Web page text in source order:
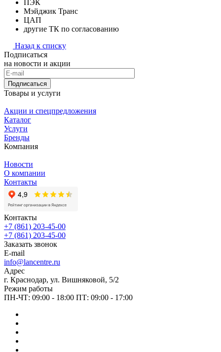
ПЭК
Мэйджик Транс
ЦАП
другие ТК по согласованию
Назад к списку
Подписаться
на новости и акции
Подписаться
Товары и услуги
Акции и спецпредложения
Каталог
Услуги
Бренды
Компания
Новости
О компании
Контакты
Контакты
+7 (861) 203-45-00
+7 (861) 203-45-00
Заказать звонок
E-mail
info@lancentre.ru
Адрес
г. Краснодар, ул. Вишняковой, 5/2
Режим работы
ПН-ЧТ: 09:00 - 18:00 ПТ: 09:00 - 17:00